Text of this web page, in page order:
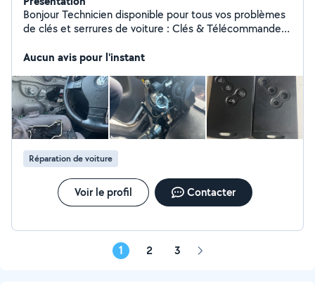
Bonjour Technicien disponible pour tous vos problèmes
de clés et serrures de voiture : Clés & Télécommandes :
des boutons usés. Système Neiman : Remplacement ou
Serrures & Portes : Réparation des serrures bloquées et
problème de centralisation. Travail rapide et sérieux.
Contactez-moi par message pour un devis !
Aucun avis pour l'instant
Réparation de voiture
Voir le profil Contacter
1 2 3 Page